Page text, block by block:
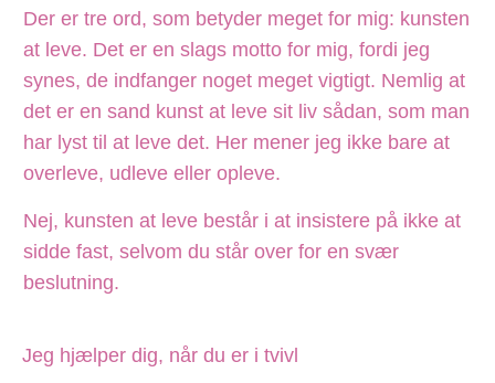
Der er tre ord, som betyder meget for mig: kunsten
at leve. Det er en slags motto for mig, fordi jeg
synes, de indfanger noget meget vigtigt. Nemlig at
det er en sand kunst at leve sit liv sådan, som man
har lyst til at leve det. Her mener jeg ikke bare at
overleve, udleve eller opleve.
Nej, kunsten at leve består i at insistere på ikke at
sidde fast, selvom du står over for en svær
beslutning.
Jeg hjælper dig, når du er i tvivl